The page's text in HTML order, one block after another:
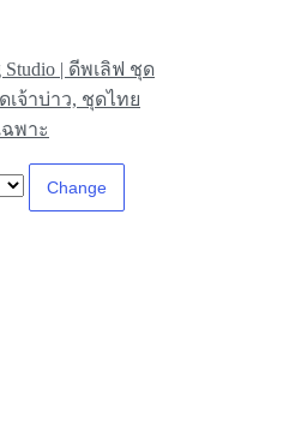
Studio | ดีพเลิฟ ชุด
เจ้าบ่าว, ชุดไทย
พาะ